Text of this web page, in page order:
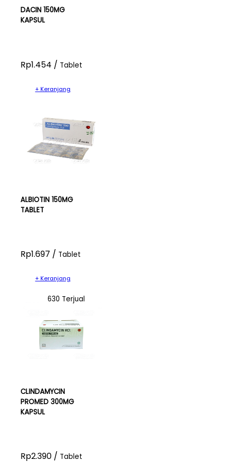
DACIN 150MG
KAPSUL
Rp1.454 / Tablet
+ Keranjang
ALBIOTIN 150MG
TABLET
Rp1.697 / Tablet
+ Keranjang
630 Terjual
CLINDAMYCIN
PROMED 300MG
KAPSUL
Rp2.390 / Tablet